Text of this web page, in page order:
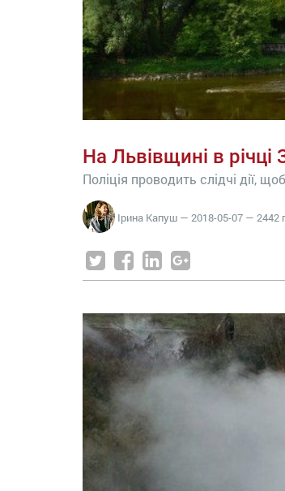
На Львівщині в річці
Поліція проводить слідчі дії,
Ірина Капуш — 2018-05-07 — 2442